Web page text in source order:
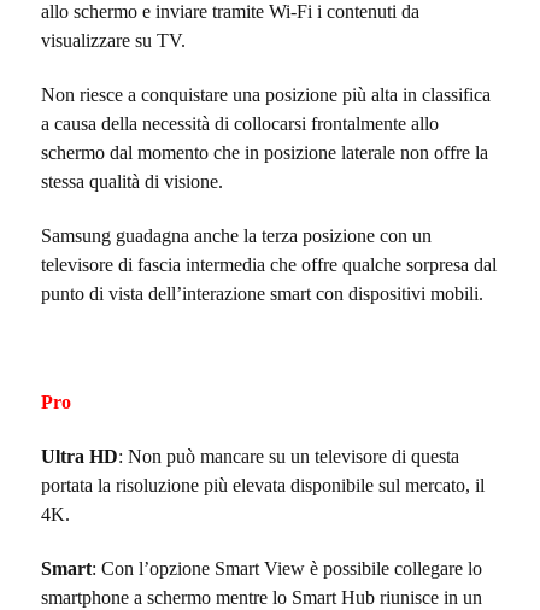
allo schermo e inviare tramite Wi-Fi i contenuti da
visualizzare su TV.
Non riesce a conquistare una posizione più alta in classifica
a causa della necessità di collocarsi frontalmente allo
schermo dal momento che in posizione laterale non offre la
stessa qualità di visione.
Samsung guadagna anche la terza posizione con un
televisore di fascia intermedia che offre qualche sorpresa dal
punto di vista dell’interazione smart con dispositivi mobili.
Pro
Ultra HD: Non può mancare su un televisore di questa
portata la risoluzione più elevata disponibile sul mercato, il
4K.
Smart: Con l’opzione Smart View è possibile collegare lo
smartphone a schermo mentre lo Smart Hub riunisce in un